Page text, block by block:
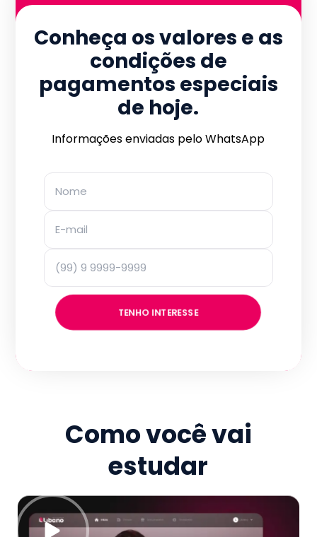
Conheça os valores e as
condições de
pagamentos especiais
de hoje.
Informações enviadas pelo WhatsApp
TENHO INTERESSE
Como você vai
estudar